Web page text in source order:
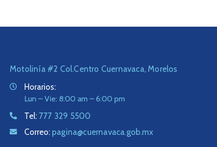
Motolinía #2 Col.Centro Cuernavaca, Morelos
Horarios:
Lun – Vie: 8:00 am – 6:00 pm
Tel: 777 329 5500
Correo: pagina@cuernavaca.gob.mx